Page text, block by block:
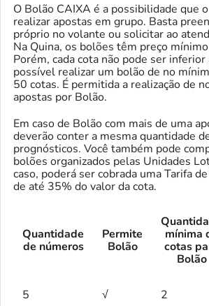
O Bolão CAIXA é a possibilidade que
realizar apostas em grupo. Basta
próprio no volante ou solicitar ao
Na Quina, os bolões têm preço
Porém, cada cota não pode ser
possível realizar um bolão de no
50 cotas. É permitida a realização de
apostas por Bolão.
Em caso de Bolão com mais de uma
deverão conter a mesma quantidade
prognósticos. Você também pode
bolões organizados pelas Unidades
caso, poderá ser cobrada uma Tarifa
de até 35% do valor da cota.
Quantidade
de números
Permite
Bolão
mínima
cotas
Bolão
5 √ 2